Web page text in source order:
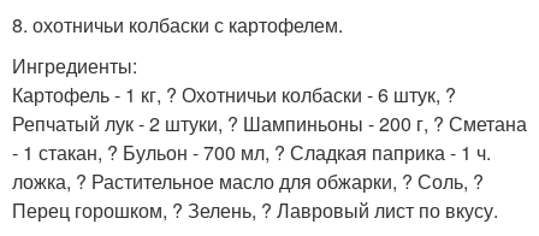
8. охотничьи колбаски с картофелем.
Ингредиенты:
Картофель - 1 кг, ? Охотничьи колбаски - 6 штук, ?
Репчатый лук - 2 штуки, ? Шампиньоны - 200 г, ? Сметана
- 1 стакан, ? Бульон - 700 мл, ? Сладкая паприка - 1 ч.
ложка, ? Растительное масло для обжарки, ? Соль, ?
Перец горошком, ? Зелень, ? Лавровый лист по вкусу.